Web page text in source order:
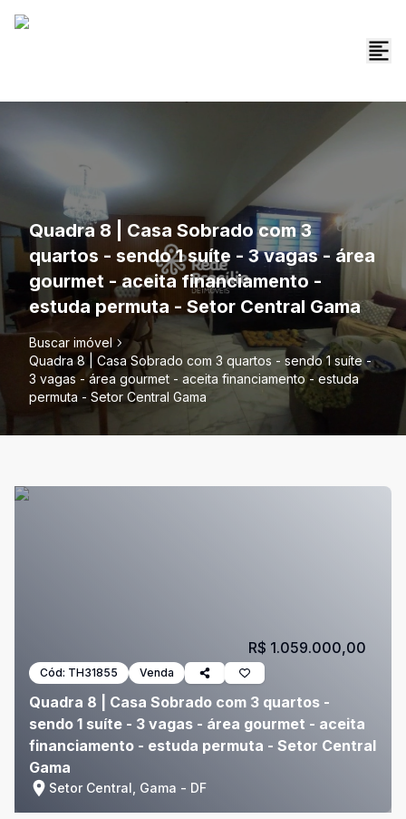
Quadra 8 | Casa Sobrado com 3
quartos - sendo 1 suíte - 3 vagas - área
gourmet - aceita financiamento -
estuda permuta - Setor Central Gama
Buscar imóvel
Quadra 8 | Casa Sobrado com 3 quartos - sendo 1 suíte -
3 vagas - área gourmet - aceita financiamento - estuda
permuta - Setor Central Gama
Cód: TH31855 Venda
Quadra 8 | Casa Sobrado com 3 quartos -
sendo 1 suíte - 3 vagas - área gourmet - aceita
financiamento - estuda permuta - Setor Central
Gama
Setor Central, Gama - DF
R$ 1.059.000,00